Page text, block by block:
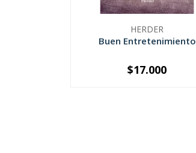
HERDER
Buen Entretenimiento
+
$17.000